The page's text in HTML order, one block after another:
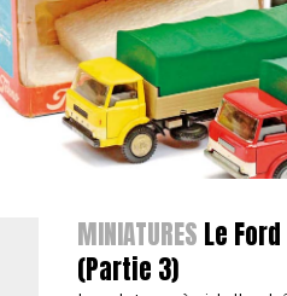
MINIATURES Le
(Partie 3)